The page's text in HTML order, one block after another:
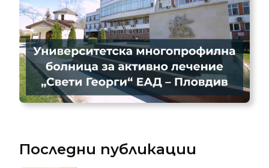
Последни публикации